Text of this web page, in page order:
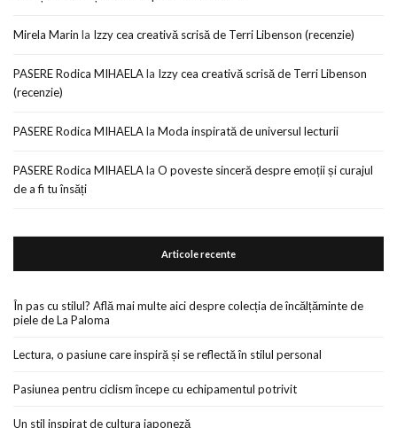
Mirela Marin la Izzy cea creativă scrisă de Terri Libenson (recenzie)
PASERE Rodica MIHAELAla Izzy cea creativă scrisă de Terri Libenson
(recenzie)
PASERE Rodica MIHAELAla Moda inspirată de universul lecturii
PASERE Rodica MIHAELAla O poveste sinceră despre emoții și curajul
de a fi tu însăți
Articole recente
În pas cu stilul? Află mai multe aici despre colecția de încălțăminte de
piele de La Paloma
Lectura, o pasiune care inspiră și se reflectă în stilul personal
Pasiunea pentru ciclism începe cu echipamentul potrivit
Un stil inspirat de cultura japoneză